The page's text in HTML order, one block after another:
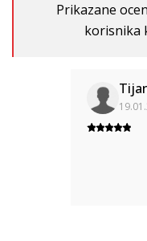
Prikazane
korisnika